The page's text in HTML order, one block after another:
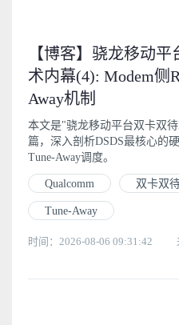
【博客】骁龙移动
术内幕(4): Modem侧
Away机制
本文是"骁龙移动平台双卡双
篇，深入剖析DSDS最核心的
Tune-Away调度。
Qualcomm 双卡双
Tune-Away
时间：2026-08-06 09:31:42